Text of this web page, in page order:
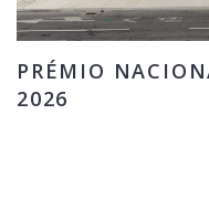
PRÉMIO
2026